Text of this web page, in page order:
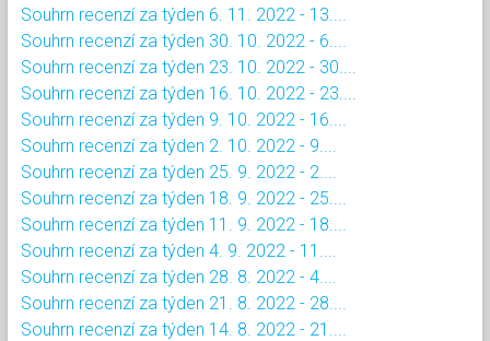
Souhrn recenzí za týden 6. 11. 2022 - 13....
Souhrn recenzí za týden 30. 10. 2022 - 6....
Souhrn recenzí za týden 23. 10. 2022 - 30....
Souhrn recenzí za týden 16. 10. 2022 - 23....
Souhrn recenzí za týden 9. 10. 2022 - 16....
Souhrn recenzí za týden 2. 10. 2022 - 9....
Souhrn recenzí za týden 25. 9. 2022 - 2....
Souhrn recenzí za týden 18. 9. 2022 - 25....
Souhrn recenzí za týden 11. 9. 2022 - 18....
Souhrn recenzí za týden 4. 9. 2022 - 11....
Souhrn recenzí za týden 28. 8. 2022 - 4....
Souhrn recenzí za týden 21. 8. 2022 - 28....
Souhrn recenzí za týden 14. 8. 2022 - 21....